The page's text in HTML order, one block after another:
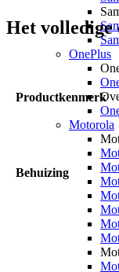
OnePlus
Motorola
Het volledige
Productkenmerk
Behuizing